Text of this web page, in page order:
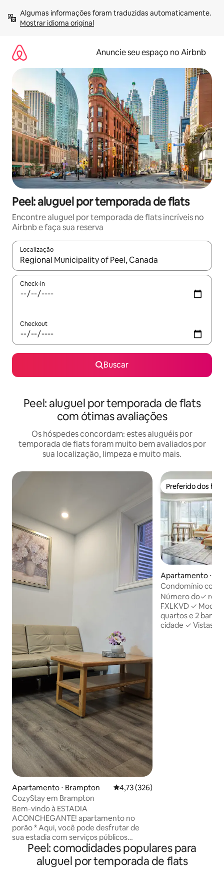
para
Mostrar idioma original
Anuncie seu espaço no Airbnb
Peel: aluguel por temporada de flats
Encontre aluguel por temporada de flats incríveis no
Airbnb e faça sua reserva
Localização
Quando os resultados estiverem disponíveis, explore-os
Check-in
Checkout
Buscar
Peel: aluguel por temporada de flats
com ótimas avaliações
Os hóspedes concordam: estes aluguéis por
temporada de flats foram muito bem avaliados por
sua localização, limpeza e muito mais.
Apartamento ⋅ Brampton 4,73 de uma avaliação média de
4,73 (326)
CozyStay em Brampton
Bem-vindo à ESTADIA
ACONCHEGANTE! apartamento no
porão * Aqui, você pode desfrutar de
sua estadia com serviços públicos
completos, camas king size, jardim
romântico, bairro tranquilo. Também é
cercado por locais de interesse. Por que
Preferido dos
Preferido dos
Apartamento ⋅
Condomínio com
lago: 2 camas, 2
estacionamento
Número do✓
FXLKVD ✓
quartos e 2
cidade ✓ Vistas
Peel: comodidades populares para
aluguel por temporada de flats